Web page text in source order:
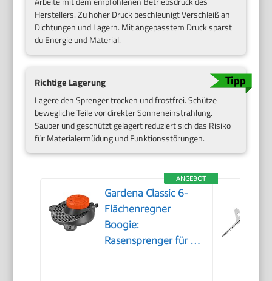
Herstellers. Zu hoher Druck beschleunigt Verschleiß an
Dichtungen und Lagern. Mit angepasstem Druck sparst
du Energie und Material.
Richtige Lagerung
Lagere den Sprenger trocken und frostfrei. Schütze
bewegliche Teile vor direkter Sonneneinstrahlung.
Sauber und geschützt gelagert reduziert sich das Risiko
für Materialermüdung und Funktionsstörungen.
ANGEBOT
Gardena Classic 6-
Flächenregner
Boogie:
Rasensprenger für 6